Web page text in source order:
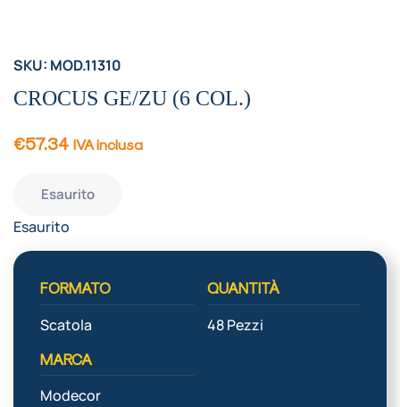
SKU: MOD.11310
CROCUS GE/ZU (6 COL.)
€57.34 IVA inclusa
Esaurito
Esaurito
FORMATO
Scatola
QUANTITÀ
48 Pezzi
MARCA
Modecor